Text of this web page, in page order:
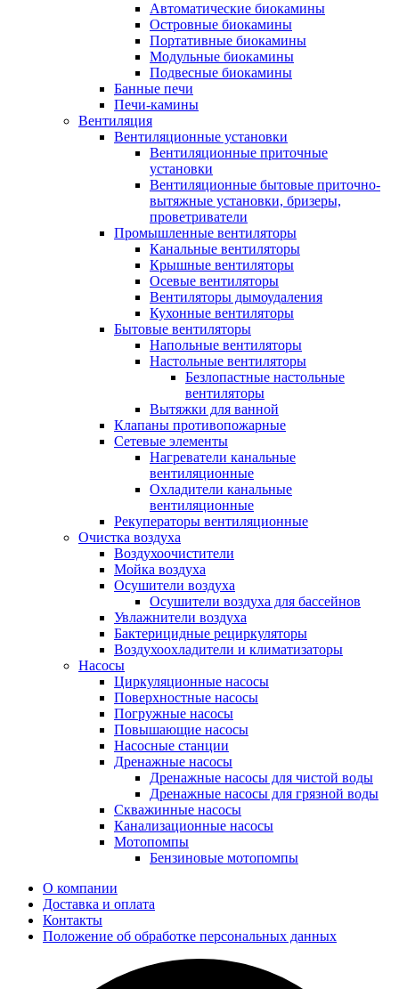
Автоматические биокамины
Островные биокамины
Портативные биокамины
Модульные биокамины
Подвесные биокамины
Банные печи
Печи-камины
Вентиляция
Вентиляционные установки
Вентиляционные приточные
установки
Вентиляционные бытовые приточно-
вытяжные установки, бризеры,
проветриватели
Промышленные вентиляторы
Канальные вентиляторы
Крышные вентиляторы
Осевые вентиляторы
Вентиляторы дымоудаления
Кухонные вентиляторы
Бытовые вентиляторы
Напольные вентиляторы
Настольные вентиляторы
Безлопастные настольные
вентиляторы
Вытяжки для ванной
Клапаны противопожарные
Сетевые элементы
Нагреватели канальные
вентиляционные
Охладители канальные
вентиляционные
Рекуператоры вентиляционные
Очистка воздуха
Воздухоочистители
Мойка воздуха
Осушители воздуха
Осушители воздуха для бассейнов
Увлажнители воздуха
Бактерицидные рециркуляторы
Воздухоохладители и климатизаторы
Насосы
Циркуляционные насосы
Поверхностные насосы
Погружные насосы
Повышающие насосы
Насосные станции
Дренажные насосы
Дренажные насосы для чистой воды
Дренажные насосы для грязной воды
Скважинные насосы
Канализационные насосы
Мотопомпы
Бензиновые мотопомпы
О компании
Доставка и оплата
Контакты
Положение об обработке персональных данных